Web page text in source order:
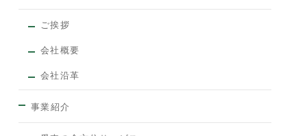
ご挨拶
会社概要
会社沿革
事業紹介